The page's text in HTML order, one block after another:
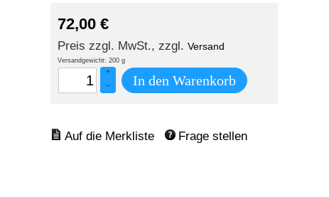
72,00 €
Preis zzgl. MwSt., zzgl. Versand
Versandgewicht: 200 g
+
–
In den Warenkorb
Frage stellen